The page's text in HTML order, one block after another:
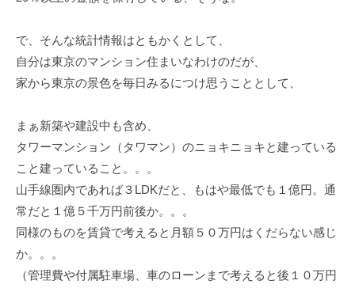
で、そんな統計情報はともかくとして、
自分は東京のマンション住まいなわけのだが、
家から東京の景色を毎日みるにつけ思うこととして、
まぁ新築や建設中も含め、
タワーマンション（タワマン）のニョキニョキと建っている
こと建っていること。。。
山手線圏内であれば３LDKだと、もはや最低でも１億円。通
常だと１億５千万円前後か。。。
同様のものを賃貸で考えると月額５０万円はくだらない感じ
か。。。
（管理費や付属駐車場、車のローンまで考えると後１０万円